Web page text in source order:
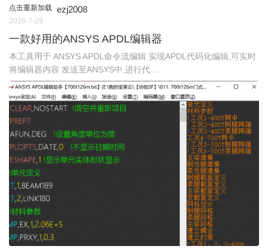
点击重新加载 ezj2008
2026-7-29
一款好用的ANSYS APDL编辑器
本工具用于 ANSYS APDL命令流编辑 实现APDL代码化编辑,可实时
将编辑器内容 发送至ANSYS中,进行代 ...